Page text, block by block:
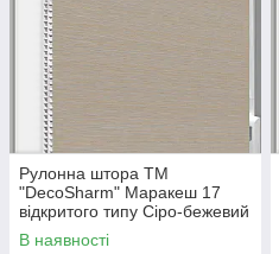
Рулонна штора ТМ
"DecoSharm" Маракеш 17
відкритого типу Сіро-бежевий
В наявності